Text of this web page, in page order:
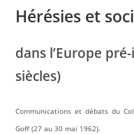
Hérésies et
dans l’Europe
siècles)
Communications et débats du
Goff (27 au 30 mai 1962).